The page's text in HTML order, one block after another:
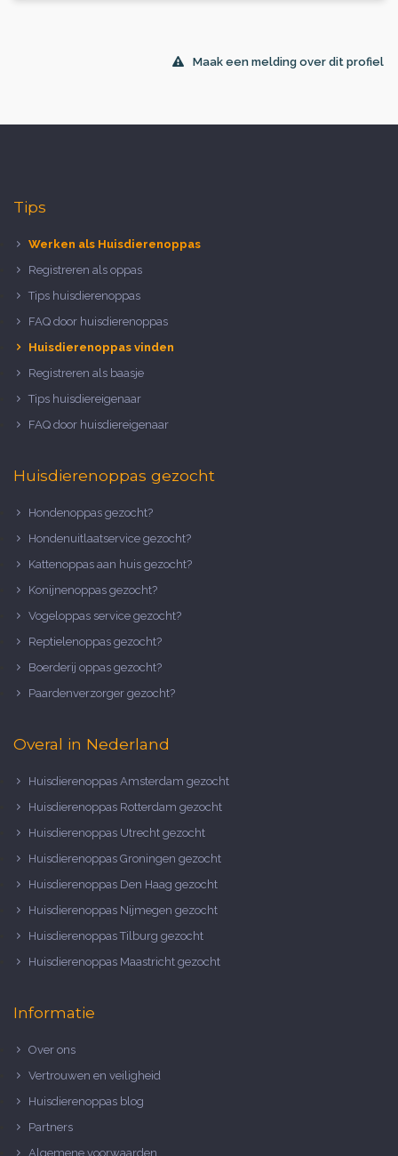
Maak een melding over dit profiel
Tips
Werken als Huisdierenoppas
Registreren als oppas
Tips huisdierenoppas
FAQ door huisdierenoppas
Huisdierenoppas vinden
Registreren als baasje
Tips huisdiereigenaar
FAQ door huisdiereigenaar
Huisdierenoppas gezocht
Hondenoppas gezocht?
Hondenuitlaatservice gezocht?
Kattenoppas aan huis gezocht?
Konijnenoppas gezocht?
Vogeloppas service gezocht?
Reptielenoppas gezocht?
Boerderij oppas gezocht?
Paardenverzorger gezocht?
Overal in Nederland
Huisdierenoppas Amsterdam gezocht
Huisdierenoppas Rotterdam gezocht
Huisdierenoppas Utrecht gezocht
Huisdierenoppas Groningen gezocht
Huisdierenoppas Den Haag gezocht
Huisdierenoppas Nijmegen gezocht
Huisdierenoppas Tilburg gezocht
Huisdierenoppas Maastricht gezocht
Informatie
Over ons
Vertrouwen en veiligheid
Huisdierenoppas blog
Partners
Algemene voorwaarden